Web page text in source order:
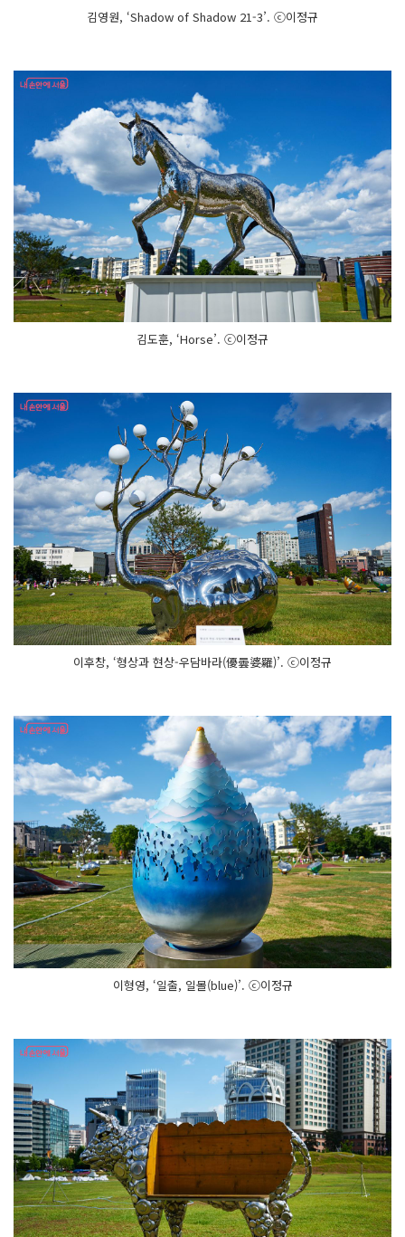
김영원, ‘Shadow of Shadow 21-3’. ⓒ이정규
김도훈, ‘Horse’. ⓒ이정규
이후창, ‘형상과 현상-우담바라(優曇婆羅)’. ⓒ이정규
이형영, ‘일출, 일몰(blue)’. ⓒ이정규